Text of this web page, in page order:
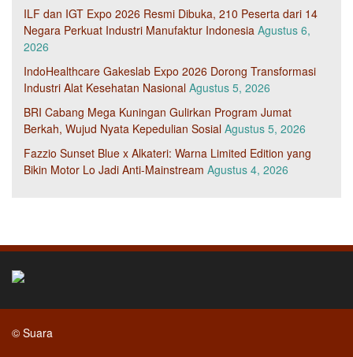
ILF dan IGT Expo 2026 Resmi Dibuka, 210 Peserta dari 14
Negara Perkuat Industri Manufaktur Indonesia Agustus 6,
2026
IndoHealthcare Gakeslab Expo 2026 Dorong Transformasi
Industri Alat Kesehatan Nasional Agustus 5, 2026
BRI Cabang Mega Kuningan Gulirkan Program Jumat
Berkah, Wujud Nyata Kepedulian Sosial Agustus 5, 2026
Fazzio Sunset Blue x Alkateri: Warna Limited Edition yang
Bikin Motor Lo Jadi Anti-Mainstream Agustus 4, 2026
© Suara